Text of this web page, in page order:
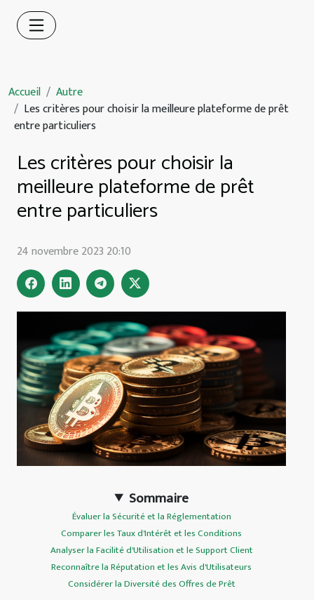
Accueil
Autre
Les critères pour choisir la meilleure plateforme de prêt
entre particuliers
Les critères pour choisir la
meilleure plateforme de prêt
entre particuliers
24 novembre 2023 20:10
Sommaire
Évaluer la Sécurité et la Réglementation
Comparer les Taux d'Intérêt et les Conditions
Analyser la Facilité d'Utilisation et le Support Client
Reconnaître la Réputation et les Avis d'Utilisateurs
Considérer la Diversité des Offres de Prêt